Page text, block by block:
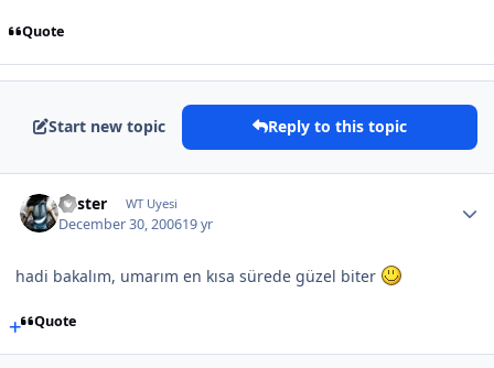
Quote
Start new topic Reply to this topic
Foster WT Uyesi
December 30, 200619 yr
hadi bakalım, umarım en kısa sürede güzel biter
Quote